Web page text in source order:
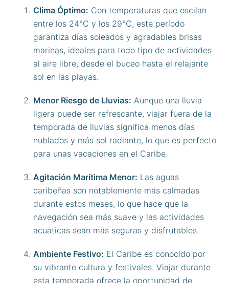
Clima Óptimo: Con temperaturas que oscilan
entre los 24°C y los 29°C, este período
garantiza días soleados y agradables brisas
marinas, ideales para todo tipo de actividades
al aire libre, desde el buceo hasta el relajante
sol en las playas.
Menor Riesgo de Lluvias: Aunque una lluvia
ligera puede ser refrescante, viajar fuera de la
temporada de lluvias significa menos días
nublados y más sol radiante, lo que es perfecto
para unas vacaciones en el Caribe.
Agitación Marítima Menor: Las aguas
caribeñas son notablemente más calmadas
durante estos meses, lo que hace que la
navegación sea más suave y las actividades
acuáticas sean más seguras y disfrutables.
Ambiente Festivo: El Caribe es conocido por
su vibrante cultura y festivales. Viajar durante
esta temporada ofrece la oportunidad de